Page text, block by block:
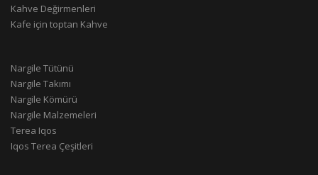
Kahve Değirmenleri
Kafe için toptan Kahve
Nargile Tütünü
Nargile Takımı
Nargile Kömürü
Nargile Malzemeleri
Terea Iqos
Iqos Terea Çeşitleri